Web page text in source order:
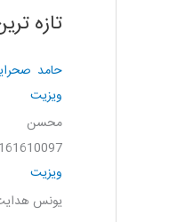
تازه
حامد
ویزیت
ویزیت
یونس